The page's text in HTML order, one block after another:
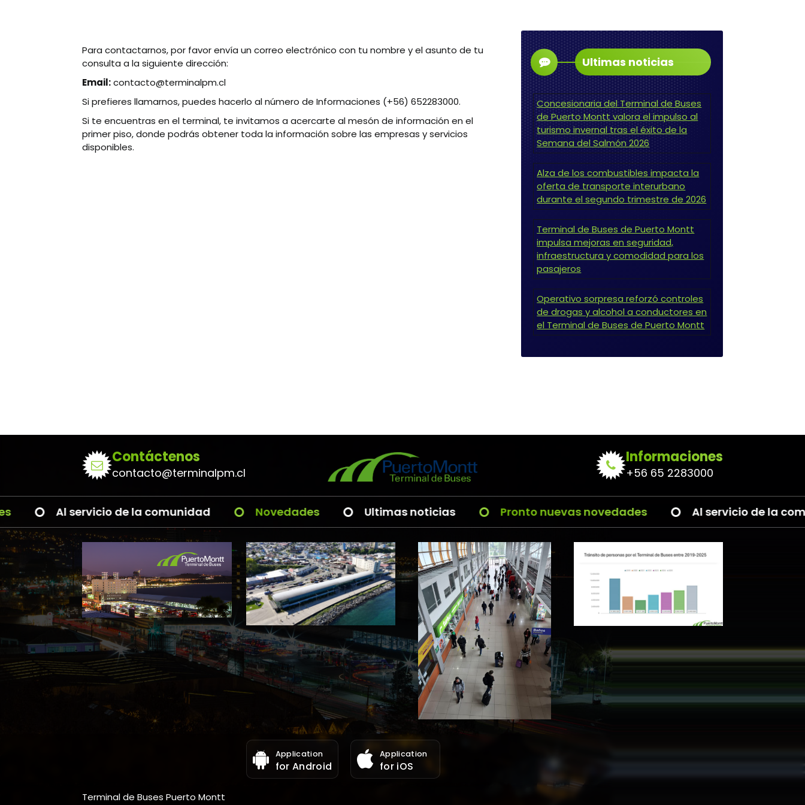
Para contactarnos, por favor envía un correo electrónico con tu nombre y el asunto de tu
consulta a la siguiente dirección:
Email:contacto@terminalpm.cl
Si prefieres llamarnos, puedes hacerlo al número de Informaciones (+56) 652283000.
Si te encuentras en el terminal, te invitamos a acercarte al mesón de información en el
primer piso, donde podrás obtener toda la información sobre las empresas y servicios
disponibles.
Ultimas noticias
Concesionaria del Terminal de Buses
de Puerto Montt valora el impulso al
turismo invernal tras el éxito de la
Semana del Salmón 2026
Alza de los combustibles impacta la
oferta de transporte interurbano
durante el segundo trimestre de 2026
Terminal de Buses de Puerto Montt
impulsa mejoras en seguridad,
infraestructura y comodidad para los
pasajeros
Operativo sorpresa reforzó controles
de drogas y alcohol a conductores en
el Terminal de Buses de Puerto Montt
Contáctenos
contacto@terminalpm.cl
Informaciones
+56 65 2283000
Al servicio de la comunidad Novedades Ultimas noticias Pronto nuevas novedades Al servicio de la
Application
for Android
Application
for iOS
Terminal de Buses Puerto Montt